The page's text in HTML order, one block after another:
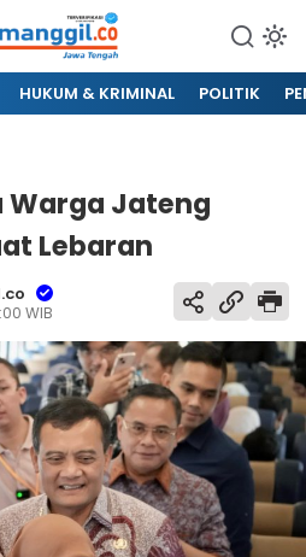
HUKUM & KRIMINAL POLITIK
Warga Jateng
Lebaran
WIB